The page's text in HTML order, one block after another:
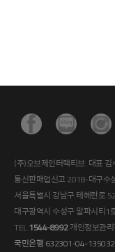
(주)오브제인터랙티브. 대표
통신판매업신고 2018-대구수
서울특별시 강남구 테헤란로
대구광역시 수성구 알파시티
TEL.1544-8992개인정보관리
국민은행 632301-04-135032